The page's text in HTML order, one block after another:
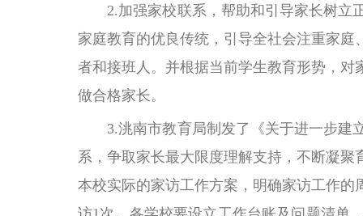
2.加强家校联系，帮助和引导家长树立正
家庭教育的优良传统，引导全社会注重家
者和接班人。并根据当前学生教育形势，
做合格家长。
3.洮南市教育局制发了《关于进一步建立
系，争取家长最大限度理解支持，不断凝
本校实际的家访工作方案，明确家访工作